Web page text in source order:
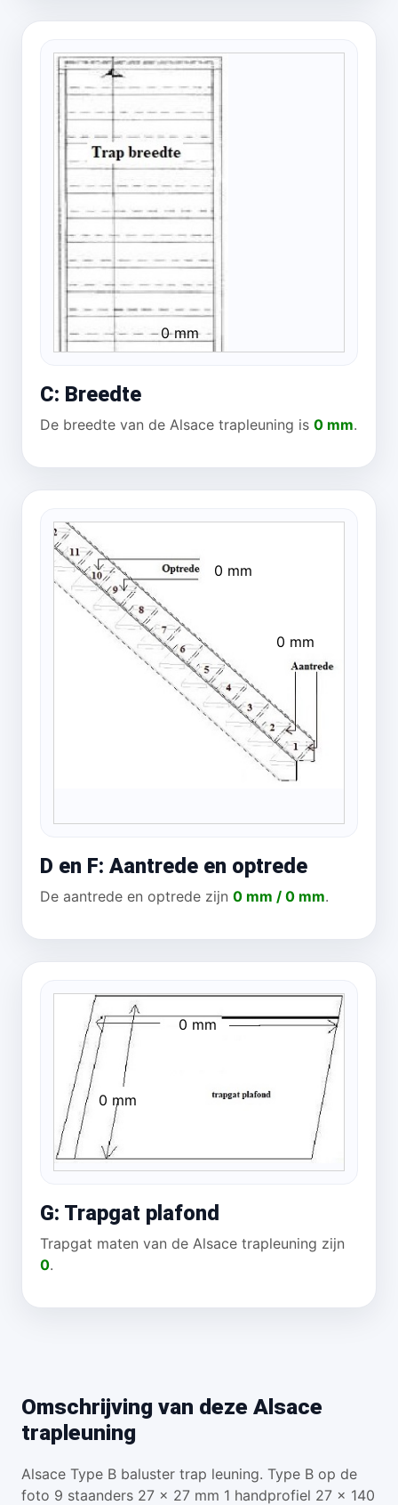
0 mm
C: Breedte
De breedte van de Alsace trapleuning is 0 mm.
0 mm
0 mm
D en F: Aantrede en optrede
De aantrede en optrede zijn 0 mm / 0 mm.
0 mm
0 mm
G: Trapgat plafond
Trapgat maten van de Alsace trapleuning zijn
0.
Omschrijving van deze Alsace
trapleuning
Alsace Type B baluster trap leuning. Type B op de
foto 9 staanders 27 x 27 mm 1 handprofiel 27 x 140